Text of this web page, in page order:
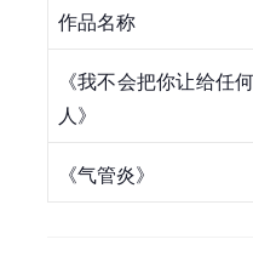
作品名称
《我不会把你让给任何
人》
《气管炎》